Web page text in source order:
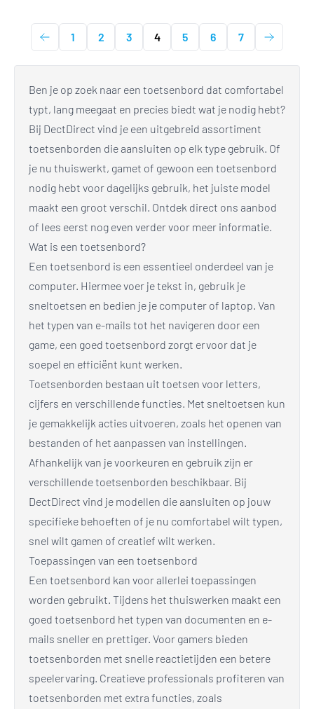
1 2 3 4 5 6 7
Ben je op zoek naar een toetsenbord dat comfortabel
typt, lang meegaat en precies biedt wat je nodig hebt?
Bij DectDirect vind je een uitgebreid assortiment
toetsenborden die aansluiten op elk type gebruik. Of
je nu thuiswerkt, gamet of gewoon een toetsenbord
nodig hebt voor dagelijks gebruik, het juiste model
maakt een groot verschil. Ontdek direct ons aanbod
of lees eerst nog even verder voor meer informatie.
Wat is een toetsenbord?
Een toetsenbord is een essentieel onderdeel van je
computer. Hiermee voer je tekst in, gebruik je
sneltoetsen en bedien je je computer of laptop. Van
het typen van e-mails tot het navigeren door een
game, een goed toetsenbord zorgt ervoor dat je
soepel en efficiënt kunt werken.
Toetsenborden bestaan uit toetsen voor letters,
cijfers en verschillende functies. Met sneltoetsen kun
je gemakkelijk acties uitvoeren, zoals het openen van
bestanden of het aanpassen van instellingen.
Afhankelijk van je voorkeuren en gebruik zijn er
verschillende toetsenborden beschikbaar. Bij
DectDirect vind je modellen die aansluiten op jouw
specifieke behoeften of je nu comfortabel wilt typen,
snel wilt gamen of creatief wilt werken.
Toepassingen van een toetsenbord
Een toetsenbord kan voor allerlei toepassingen
worden gebruikt. Tijdens het thuiswerken maakt een
goed toetsenbord het typen van documenten en e-
mails sneller en prettiger. Voor gamers bieden
toetsenborden met snelle reactietijden een betere
speelervaring. Creatieve professionals profiteren van
toetsenborden met extra functies, zoals